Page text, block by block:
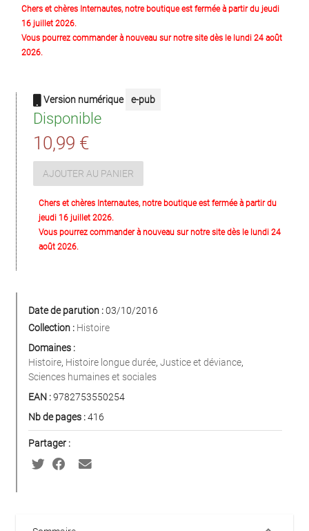
Chers et chères Internautes, notre boutique est fermée à partir du jeudi
16 juillet 2026.
Vous pourrez commander à nouveau sur notre site dès le lundi 24 août
2026.
Version numérique e-pub
Disponible
10,99 €
AJOUTER AU PANIER
Chers et chères Internautes, notre boutique est fermée à partir du
jeudi 16 juillet 2026.
Vous pourrez commander à nouveau sur notre site dès le lundi 24
août 2026.
Date de parution :03/10/2016
Collection : Histoire
Domaines :
Histoire, Histoire longue durée, Justice et déviance,
Sciences humaines et sociales
EAN :9782753550254
Nb de pages :416
Partager :